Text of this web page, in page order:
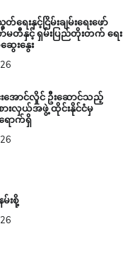
ေးနှင့်ငြိမ်းချမ်းရေးဖော်
မတီနှင့် ရှမ်းပြည်တိုးတက် ရေး
ေးနွေး
းအောင်လှိုင် ဦးဆောင်သည့်
ားလှယ်အဖွဲ့ ထိုင်းနိုင်ငံမှ
ောက်ရှိ
မ်းစို့